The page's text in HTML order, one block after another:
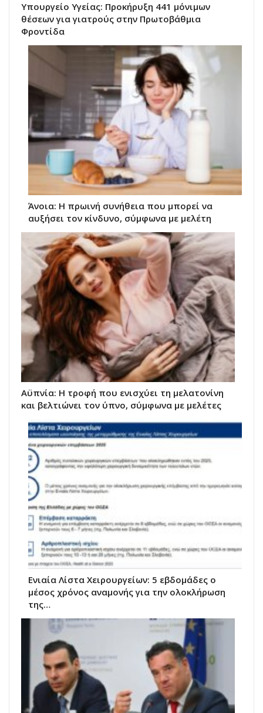
Υπουργείο Υγείας: Προκήρυξη 441 μόνιμων
θέσεων για γιατρούς στην Πρωτοβάθμια
Φροντίδα
Άνοια: Η πρωινή συνήθεια που μπορεί να
αυξήσει τον κίνδυνο, σύμφωνα με μελέτη
Αϋπνία: Η τροφή που ενισχύει τη μελατονίνη
και βελτιώνει τον ύπνο, σύμφωνα με μελέτες
Ενιαία Λίστα Χειρουργείων: 5 εβδομάδες ο
μέσος χρόνος αναμονής για την ολοκλήρωση
της…